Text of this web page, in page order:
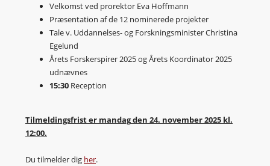
Velkomst ved prorektor Eva Hoffmann
Præsentation af de 12 nominerede projekter
Tale v. Uddannelses- og Forskningsminister Christina
Egelund
Årets Forskerspirer 2025 og Årets Koordinator 2025
udnævnes
15:30 Reception
Tilmeldingsfrist er mandagden 24. november 2025 kl.
12:00.
Du tilmelder dig her.